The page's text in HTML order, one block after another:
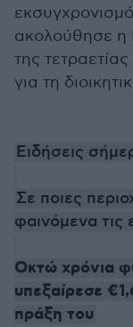
ακολούθησε η
της
για τη
Ειδήσεις
Σε ποιες
φαινόμενα
Οκτώ χρόνια
υπεξαίρεσε
πράξη του